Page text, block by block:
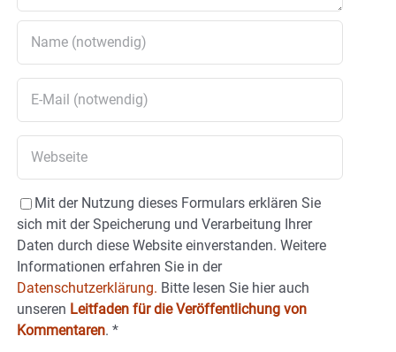
Mit der Nutzung dieses Formulars erklären Sie
sich mit der Speicherung und Verarbeitung Ihrer
Daten durch diese Website einverstanden. Weitere
Informationen erfahren Sie in der
Datenschutzerklärung. Bitte lesen Sie hier auch
unseren Leitfaden für die Veröffentlichung von
Kommentaren. *